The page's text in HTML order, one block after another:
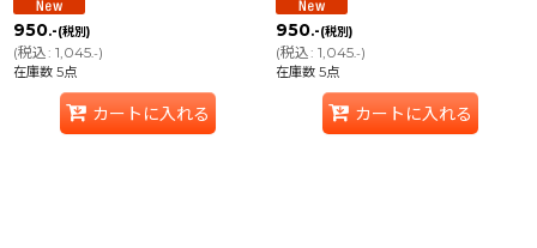
950.-(税別)
(税込: 1,045.-)
在庫数 5点
カートに入れる
950.-(税別)
(税込: 1,045.-)
在庫数 5点
カートに入れる